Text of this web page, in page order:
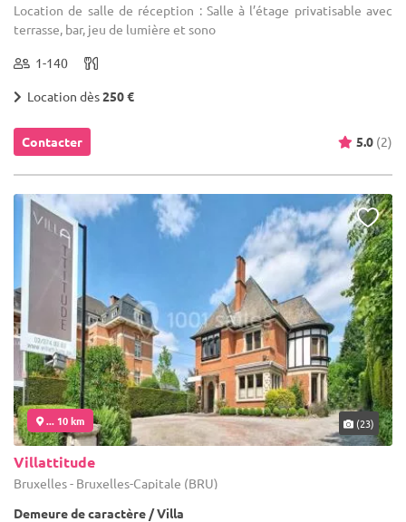
Location de salle de réception : Salle à l’étage privatisable avec
terrasse, bar, jeu de lumière et sono
1-140
Location dès250 €
Contacter 5.0 (2)
... 10 km (23)
Villattitude
Bruxelles - Bruxelles-Capitale (BRU)
Demeure de caractère / Villa